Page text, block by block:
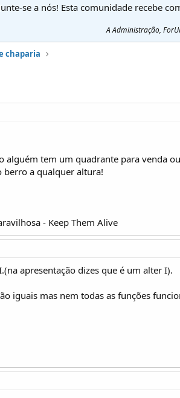
se a nós! Esta comunidade recebe
A Administração,
chaparia
alguém tem um quadrante para venda
a qualquer altura!
- Keep Them Alive
apresentação dizes que é um alter I).
iguais mas nem todas as funções